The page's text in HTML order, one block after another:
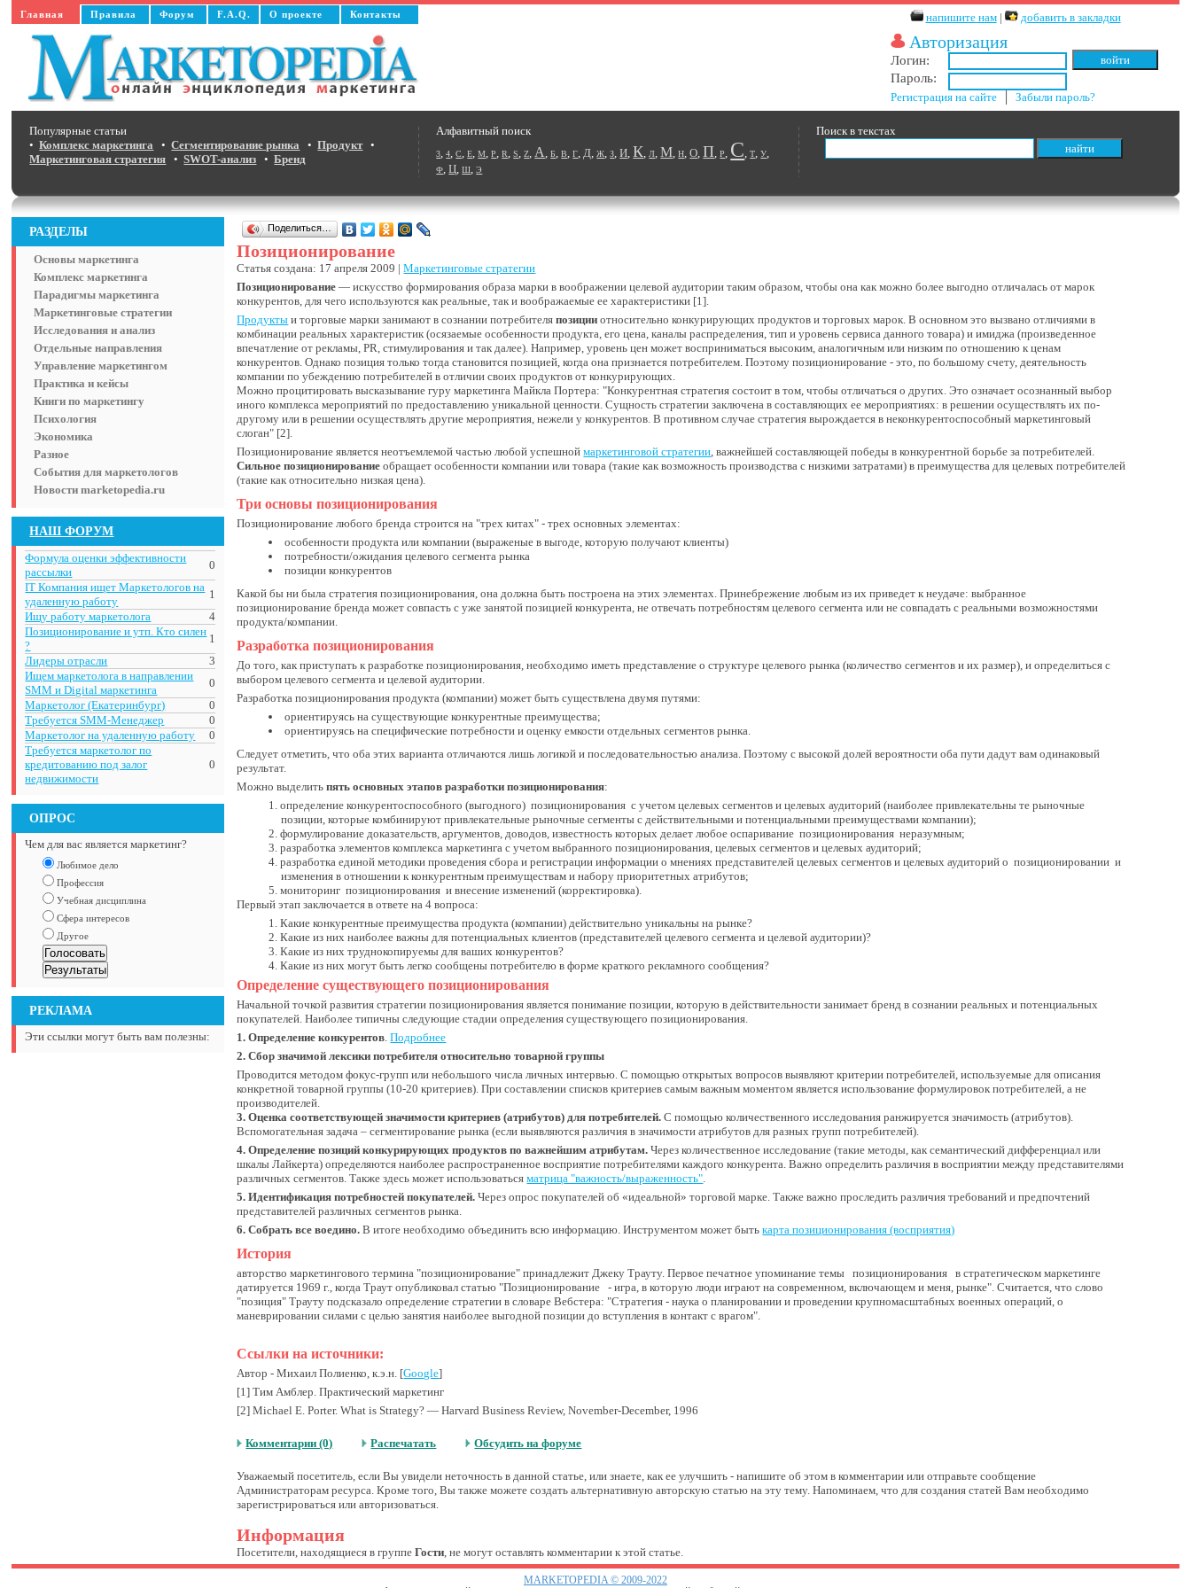
Главная Правила Форум F.A.Q. О проекте Контакты напишите нам| добавить в закладки
Авторизация
Логин:
Пароль:
Регистрация на сайте │Забыли пароль?
Поиск в текстах
Алфавитный поиск
3,4,C,E,M,P,R,S,Z,А,Б,В,Г,Д,Ж,З,И,К,Л,М,Н,О,П,Р, С,Т,У,
Ф,Ц,Ш,Э
Популярные статьи
•Комплекс маркетинга •Сегментирование рынка •Продукт•
Маркетинговая стратегия •SWOT-анализ •Бренд
РАЗДЕЛЫ
Основы маркетинга
Комплекс маркетинга
Парадигмы маркетинга
Маркетинговые стратегии
Исследования и анализ
Отдельные направления
Управление маркетингом
Практика и кейсы
Книги по маркетингу
Психология
Экономика
Разное
События для маркетологов
Новости marketopedia.ru
НАШ ФОРУМ
Формула оценки эффективности
рассылки
0
IT Компания ищет Маркетологов на
удаленную работу
1
Ищу работу маркетолога
4
Позиционирование и утп. Кто силен
?
1
Лидеры отрасли
3
Ищем маркетолога в направлении
SMM и Digital маркетинга
0
Маркетолог (Екатеринбург)
0
Требуется SMM-Менеджер
0
Маркетолог на удаленную работу
0
Требуется маркетолог по
кредитованию под залог
недвижимости
0
ОПРОС
Чем для вас является маркетинг?
Любимое дело
Профессия
Учебная дисциплина
Сфера интересов
Другое
РЕКЛАМА
Эти ссылки могут быть вам полезны:
Поделиться…
Позиционирование
Статья создана: 17 апреля 2009 |Маркетинговые стратегии
Позиционирование — искусство формирования образа марки в воображении целевой аудитории таким образом, чтобы она как можно более выгодно отличалась от марок
конкурентов, для чего используются как реальные, так и воображаемые ее характеристики [1].
Продукты и торговые марки занимают в сознании потребителяпозиции относительно конкурирующих продуктов и торговых марок. В основном это вызвано отличиями в
комбинации реальных характеристик (осязаемые особенности продукта, его цена, каналы распределения, тип и уровень сервиса данного товара) и имиджа (произведенное
впечатление от рекламы, PR, стимулирования и так далее). Например, уровень цен может восприниматься высоким, аналогичным или низким по отношению к ценам
конкурентов. Однако позиция только тогда становится позицией, когда она признается потребителем. Поэтому позиционирование - это, по большому счету, деятельность
компании по убеждению потребителей в отличии своих продуктов от конкурирующих.
Можно процитировать высказывание гуру маркетинга Майкла Портера: "Конкурентная стратегия состоит в том, чтобы отличаться о других. Это означает осознанный выбор
иного комплекса мероприятий по предоставлению уникальной ценности. Сущность стратегии заключена в составляющих ее мероприятиях: в решении осуществлять их по-
другому или в решении осуществлять другие мероприятия, нежели у конкурентов. В противном случае стратегия вырождается в неконкурентоспособный маркетинговый
слоган" [2].
Позиционирование является неотъемлемой частью любой успешноймаркетинговой стратегии, важнейшей составляющей победы в конкурентной борьбе за потребителей.
Сильное позиционирование обращает особенности компании или товара (такие как возможность производства с низкими затратами) в преимущества для целевых потребителей
(такие как относительно низкая цена).
Три основы позиционирования
Позиционирование любого бренда строится на "трех китах" - трех основных элементах:
особенности продукта или компании (выраженые в выгоде, которую получают клиенты)
потребности/ожидания целевого сегмента рынка
позиции конкурентов
Какой бы ни была стратегия позиционирования, она должна быть построена на этих элементах. Принебрежение любым из их приведет к неудаче: выбранное
позиционирование бренда может совпасть с уже занятой позицией конкурента, не отвечать потребностям целевого сегмента или не совпадать с реальными возможностями
продукта/компании.
Разработка позиционирования
До того, как приступать к разработке позиционирования, необходимо иметь представление о структуре целевого рынка (количество сегментов и их размер), и определиться с
выбором целевого сегмента и целевой аудитории.
Разработка позиционирования продукта (компании) может быть существлена двумя путями:
ориентируясь на существующие конкурентные преимущества;
ориентируясь на специфические потребности и оценку емкости отдельных сегментов рынка.
Следует отметить, что оба этих варианта отличаются лишь логикой и последовательностью анализа. Поэтому с высокой долей вероятности оба пути дадут вам одинаковый
результат.
Можно выделитьпять основных этапов разработки позиционирования:
определение конкурентоспособного (выгодного) позиционирования с учетом целевых сегментов и целевых аудиторий (наиболее привлекательны те рыночные
позиции, которые комбинируют привлекательные рыночные сегменты с действительными и потенциальными преимуществами компании);
формулирование доказательств, аргументов, доводов, известность которых делает любое оспаривание позиционирования неразумным;
разработка элементов комплекса маркетинга с учетом выбранного позиционирования, целевых сегментов и целевых аудиторий;
разработка единой методики проведения сбора и регистрации информации о мнениях представителей целевых сегментов и целевых аудиторий о позиционировании и
изменения в отношении к конкурентным преимуществам и набору приоритетных атрибутов;
мониторинг позиционирования и внесение изменений (корректировка).
Первый этап заключается в ответе на 4 вопроса:
Какие конкурентные преимущества продукта (компании) действительно уникальны на рынке?
Какие из них наиболее важны для потенциальных клиентов (представителей целевого сегмента и целевой аудитории)?
Какие из них труднокопируемы для ваших конкурентов?
Какие из них могут быть легко сообщены потребителю в форме краткого рекламного сообщения?
Определение существующего позиционирования
Начальной точкой развития стратегии позиционирования является понимание позиции, которую в действительности занимает бренд в сознании реальных и потенциальных
покупателей. Наиболее типичны следующие стадии определения существующего позиционирования.
1. Определение конкурентов.Подробнее
2. Сбор значимой лексики потребителя относительно товарной группы
Проводится методом фокус-групп или небольшого числа личных интервью. С помощью открытых вопросов выявляют критерии потребителей, используемые для описания
конкретной товарной группы (10-20 критериев). При составлении списков критериев самым важным моментом является использование формулировок потребителей, а не
производителей.
3. Оценка соответствующей значимости критериев (атрибутов) для потребителей. С помощью количественного исследования ранжируется значимость (атрибутов).
Вспомогательная задача – сегментирование рынка (если выявляются различия в значимости атрибутов для разных групп потребителей).
4. Определение позиций конкурирующих продуктов по важнейшим атрибутам. Через количественное исследование (такие методы, как семантический дифференциал или
шкалы Лайкерта) определяются наиболее распространенное восприятие потребителями каждого конкурента. Важно определить различия в восприятии между представителями
различных сегментов. Также здесь может использоватьсяматрица "важность/выраженность".
5. Идентификация потребностей покупателей. Через опрос покупателей об «идеальной» торговой марке. Также важно проследить различия требований и предпочтений
представителей различных сегментов рынка.
6. Собрать все воедино. В итоге необходимо объединить всю информацию. Инструментом может бытькарта позиционирования (восприятия)
История
авторство маркетингового термина "позиционирование" принадлежит Джеку Трауту. Первое печатное упоминание темы позиционирования в стратегическом маркетинге
датируется 1969 г., когда Траут опубликовал статью "Позиционирование - игра, в которую люди играют на современном, включающем и меня, рынке". Считается, что слово
"позиция" Трауту подсказало определение стратегии в словаре Вебстера: "Стратегия - наука о планировании и проведении крупномасштабных военных операций, о
маневрировании силами с целью занятия наиболее выгодной позиции до вступления в контакт с врагом".
Ссылки на источники:
Автор - Михаил Полиенко, к.э.н. [Google]
[1] Тим Амблер. Практический маркетинг
[2] Michael E. Porter. What is Strategy? — Harvard Business Review, November-December, 1996
Комментарии (0) Распечатать Обсудить на форуме
Уважаемый посетитель, если Вы увидели неточность в данной статье, или знаете, как ее улучшить - напишите об этом в комментарии или отправьте сообщение
Администраторам ресурса. Кроме того, Вы также можете создать альтернативную авторскую статью на эту тему. Напоминаем, что для создания статей Вам необходимо
зарегистрироваться или авторизоваться.
Информация
Посетители, находящиеся в группеГости, не могут оставлять комментарии к этой статье.
MARKETOPEDIA © 2009-2022